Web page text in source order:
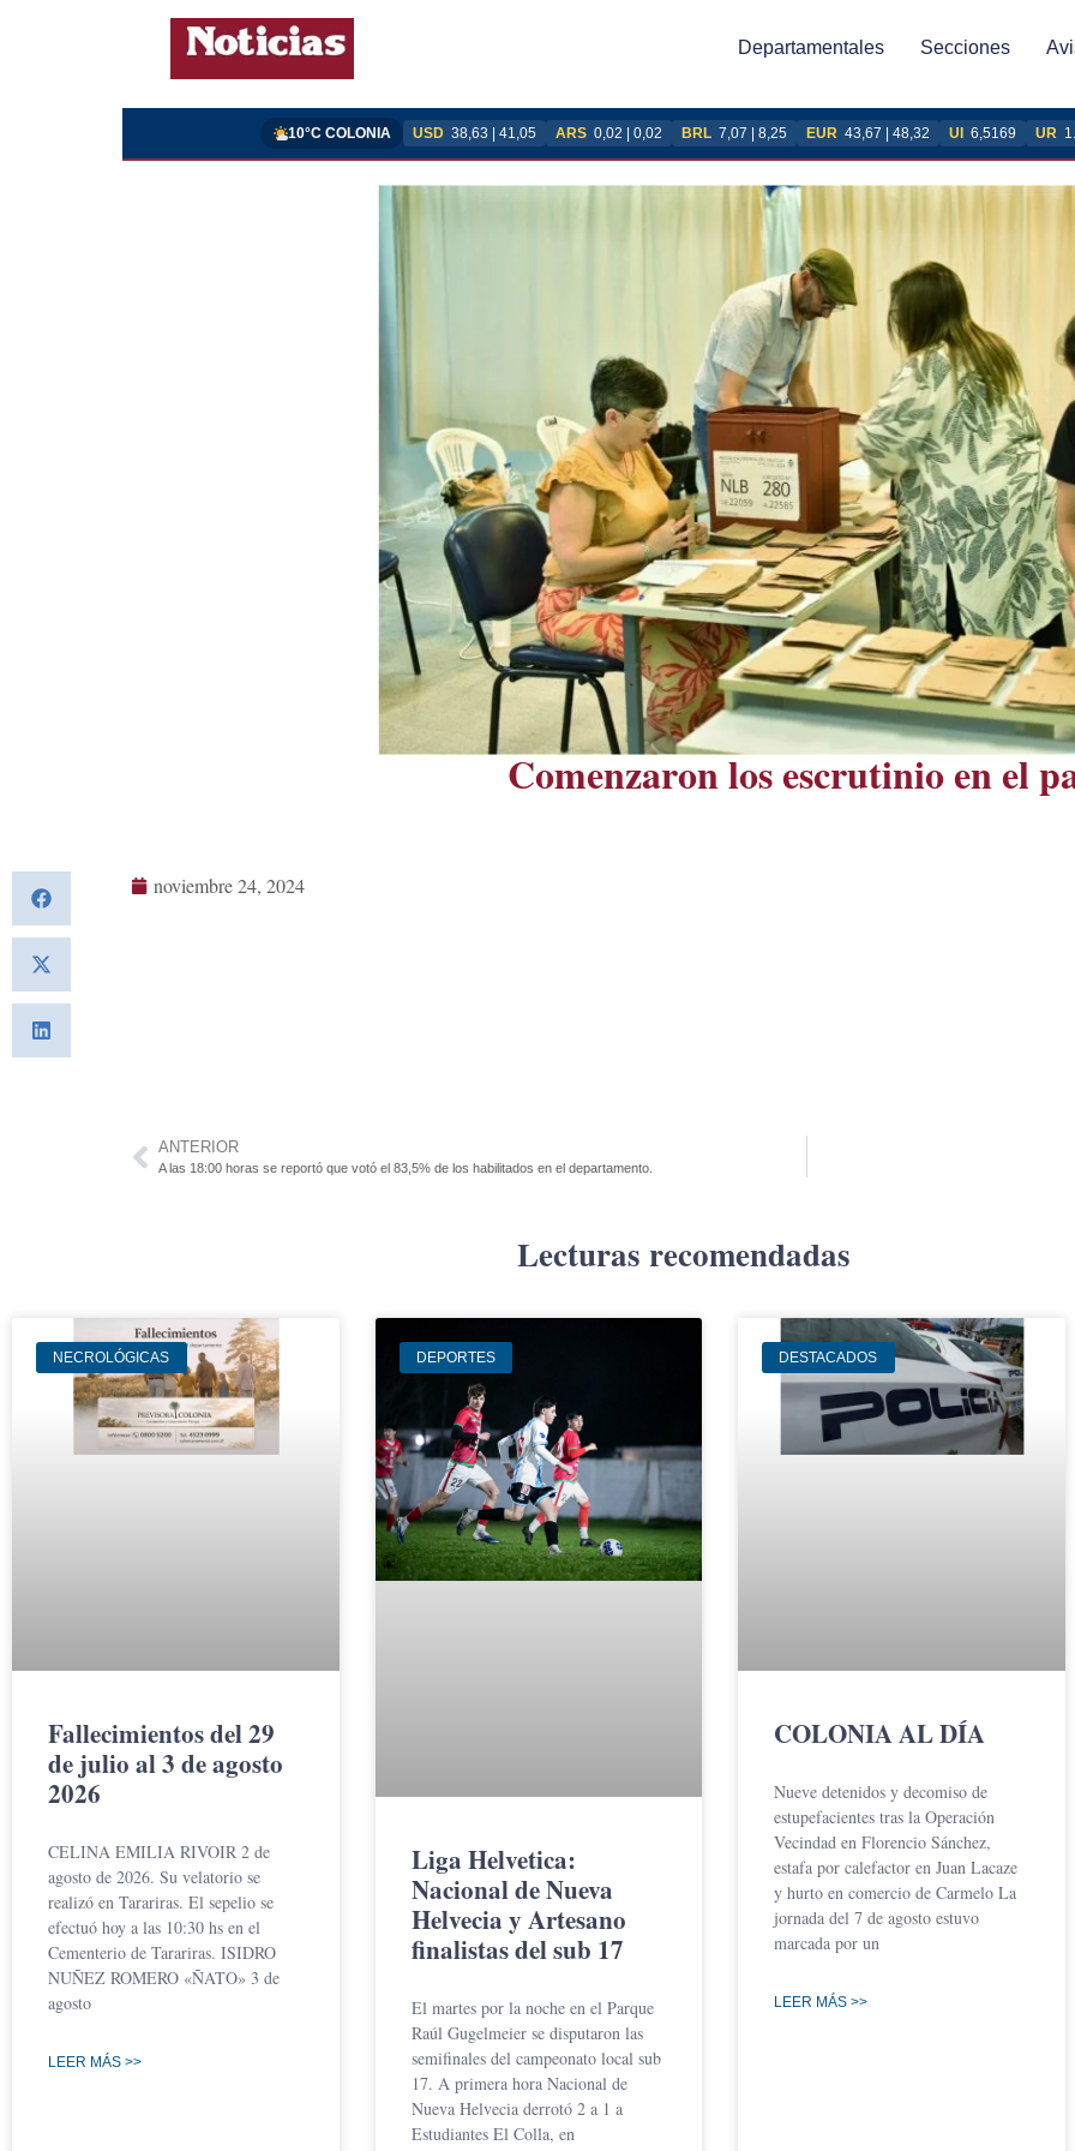
Departamentales Secciones
10°C COLONIA USD 38,63 | 41,05 ARS 0,02 | 0,02 BRL 7,07 | 8,25 EUR 43,67 | 48,32 UI 6,5169 UR
Comenzaron los escrutinio en el
noviembre 24, 2024
ANTERIOR
A las 18:00 horas se reportó que votó el 83,5% de los habilitados en el departamento.
Lecturas recomendadas
NECROLÓGICAS
Fallecimientos del 29
de julio al 3 de agosto
2026
CELINA EMILIA RIVOIR 2 de
agosto de 2026. Su velatorio se
realizó en Tarariras. El sepelio se
efectuó hoy a las 10:30 hs en el
Cementerio de Tarariras. ISIDRO
NUÑEZ ROMERO «ÑATO» 3 de
agosto
LEER MÁS >>
DEPORTES
Liga Helvetica:
Nacional de Nueva
Helvecia y Artesano
finalistas del sub 17
El martes por la noche en el Parque
Raúl Gugelmeier se disputaron las
semifinales del campeonato local sub
17. A primera hora Nacional de
Nueva Helvecia derrotó 2 a 1 a
Estudiantes El Colla, en
DESTACADOS
COLONIA AL DÍA
Nueve detenidos y decomiso de
estupefacientes tras la Operación
Vecindad en Florencio Sánchez,
estafa por calefactor en Juan Lacaze
y hurto en comercio de Carmelo La
jornada del 7 de agosto estuvo
marcada por un
LEER MÁS >>